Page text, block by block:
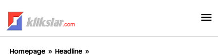
konten
Homepage » Headline »